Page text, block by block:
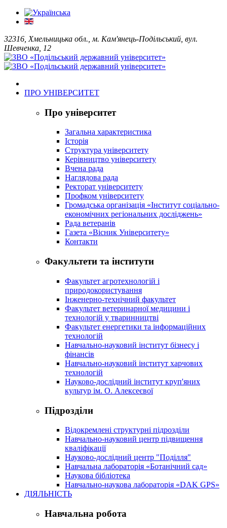
32316, Хмельницька обл., м. Кам'янець-Подільський, вул.
Шевченка, 12
ПРО УНІВЕРСИТЕТ
Про університет
Загальна характеристика
Історія
Структура університету
Керівництво університету
Вчена рада
Наглядова рада
Ректорат університету
Профком університету
Громадська організація «Інститут соціально-
економічних регіональних досліджень»
Рада ветеранів
Газета «Вісник Університету»
Контакти
Факультети та інститути
Факультет агротехнологій і
природокористування
Інженерно-технічний факультет
Факультет ветеринарної медицини і
технологій у тваринництві
Факультет енергетики та інформаційних
технологій
Навчально-науковий інститут бізнесу і
фінансів
Навчально-науковий інститут харчових
технологій
Науково-дослідний інститут круп'яних
культур ім. О. Алексеєвої
Підрозділи
Відокремлені структурні підрозділи
Навчально-науковий центр підвищення
кваліфікації
Науково-дослідний центр "Поділля"
Навчальна лабораторія «Ботанічний сад»
Наукова бібліотека
Навчально-наукова лабораторія «DAK GPS»
ДІЯЛЬНІСТЬ
Навчальна робота